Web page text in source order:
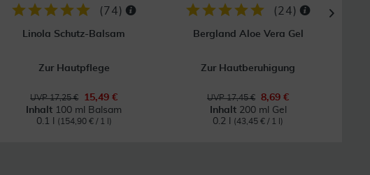
( 74)
Linola Schutz-Balsam
Zur Hautpflege
UVP 17,25 €
15,49 €
Inhalt 100 ml Balsam
0.1 l
(154,90 € / 1 l)
(24)
Bergland Aloe Vera Gel
Zur Hautberuhigung
UVP 17,45 €
8,69 €
Inhalt 200 ml Gel
0.2 l
(43,45 € / 1 l)